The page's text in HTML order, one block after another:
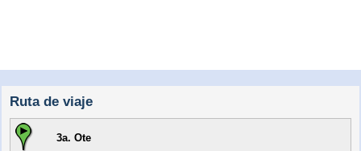
Ruta de viaje
3a. Ote